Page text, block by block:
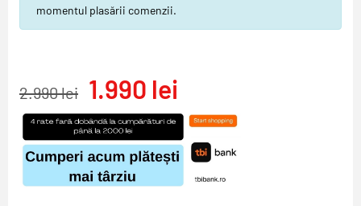
momentul plasării comenzii.
2.990 lei 1.990 lei